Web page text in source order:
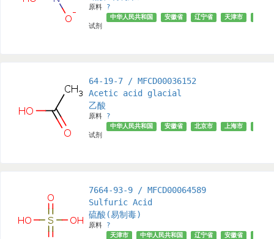
原料 ?
试剂
中华人民共和国 安徽省 辽宁省 天津市
64-19-7 / MFCD00036152
Acetic acid glacial
乙酸
原料 ?
试剂
中华人民共和国 安徽省 北京市 上海市
7664-93-9 / MFCD00064589
Sulfuric Acid
硫酸(易制毒)
原料 ?
天津市 中华人民共和国 辽宁省 安徽省